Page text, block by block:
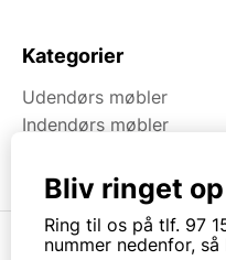
Kategorier
Udendørs møbler
Indendørs møbler
Bliv ringet op
Ring til os på tlf. 97
nummer nedenfor,